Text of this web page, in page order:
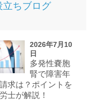
立ちブログ
2026年7月10
日
多発性嚢胞
腎で障害年
求は？ポイントを
士が解説！